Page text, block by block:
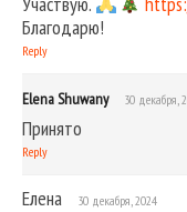
Благодарю!
Reply
Elena Shuwany 30 декабря,
Принято
Reply
Елена 30 декабря, 2024